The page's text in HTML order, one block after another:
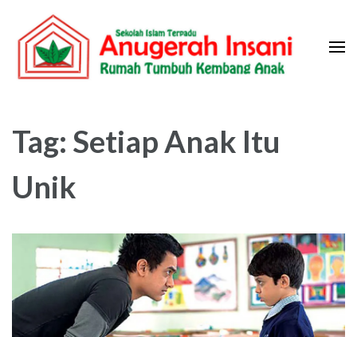
content
(Press
Tag: Setiap Anak Itu
Unik